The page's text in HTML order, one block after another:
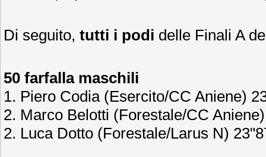
Di seguito, tutti i podi delle Finali A
50 farfalla maschili
1. Piero Codia (Esercito/CC Aniene)
2. Marco Belotti (Forestale/CC
2. Luca Dotto (Forestale/Larus N)